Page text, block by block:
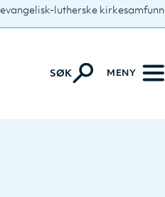
lutherske kirkesamfunn
SØK MENY